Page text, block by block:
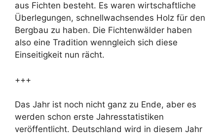
aus Fichten besteht. Es waren wirtschaftliche
Überlegungen, schnellwachsendes Holz für den
Bergbau zu haben. Die Fichtenwälder haben
also eine Tradition wenngleich sich diese
Einseitigkeit nun rächt.
+++
Das Jahr ist noch nicht ganz zu Ende, aber es
werden schon erste Jahresstatistiken
veröffentlicht. Deutschland wird in diesem Jahr